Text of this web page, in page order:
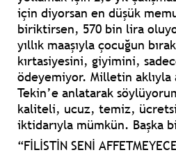
için diyorsan en düşük
biriktirsen, 570 bin lira
yıllık maaşıyla çocuğun
kırtasiyesini, giyimini,
ödeyemiyor. Milletin aklıyla
Tekin’e anlatarak
kaliteli, ucuz, temiz,
iktidarıyla mümkün. Başka
“FİLİSTİN SENİ